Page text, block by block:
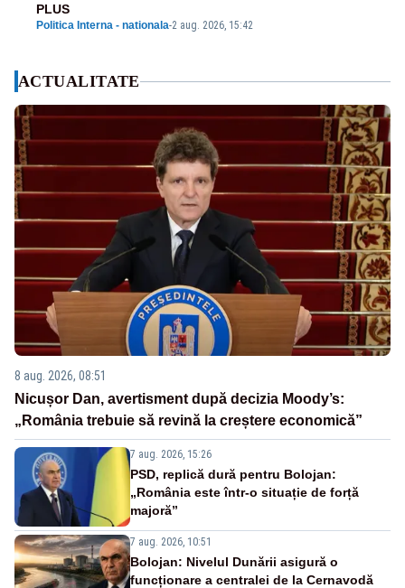
Politica Interna - nationala-2 aug. 2026, 15:42
PLUS
ACTUALITATE
8 aug. 2026, 08:51
Nicușor Dan, avertisment după decizia Moody’s:
„România trebuie să revină la creștere economică”
7 aug. 2026, 15:26
PSD, replică dură pentru Bolojan:
„România este într-o situație de forță
majoră”
7 aug. 2026, 10:51
Bolojan: Nivelul Dunării asigură o
funcționare a centralei de la Cernavodă